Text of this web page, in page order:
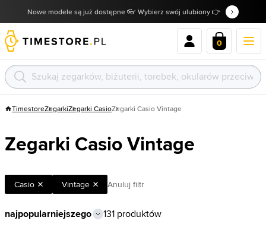
Nowe modele są już dostępne 👓 Wybierz swój ulubiony 👉
0
TimestoreZegarkiZegarki CasioZegarki Casio Vintage
Zegarki Casio Vintage
Casio Vintage Anuluj filtr
131 produktów